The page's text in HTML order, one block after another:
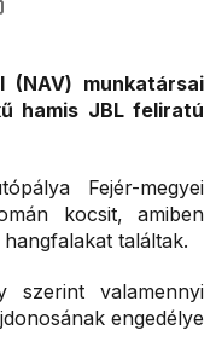
munkatársai
hamis JBL feliratú
Fejér-megyei
kocsit, amiben
találtak.
szerint valamennyi
engedélye